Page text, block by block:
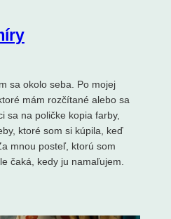
sa okolo seba. Po mojej
mám rozčítané alebo sa
sa na poličke kopia farby,
ktoré som si kúpila, keď
mnou posteľ, ktorú som
čaká, kedy ju namaľujem.